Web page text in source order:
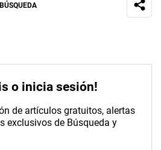
o inicia sesión!
de artículos gratuitos, alertas
exclusivos de Búsqueda y